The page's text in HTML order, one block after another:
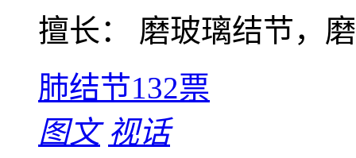
擅长： 磨玻璃结节，
肺结节132票
图文 视话